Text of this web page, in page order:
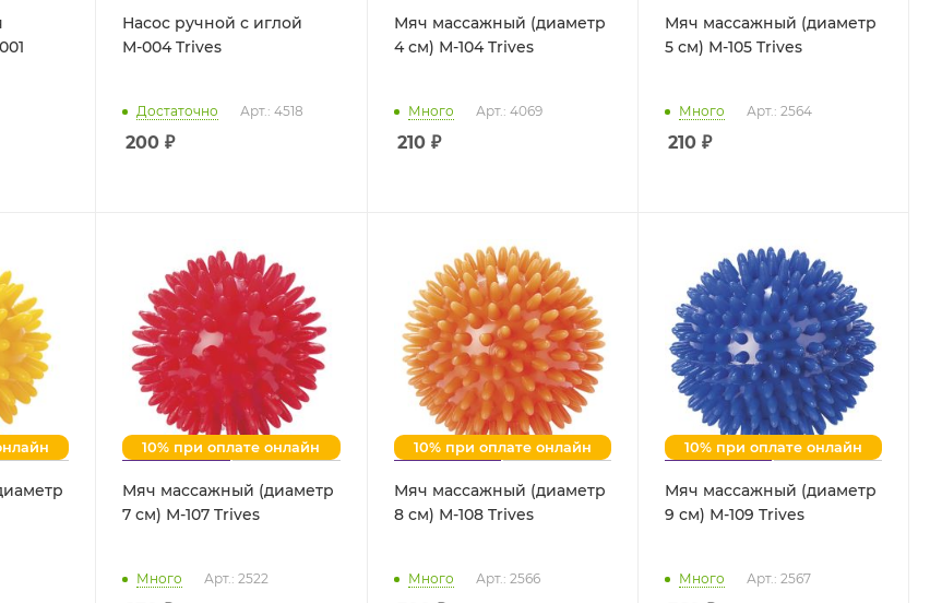
Насос ручной с иглой
М-004 Trives
Достаточно Арт.: 4518
200 ₽
Мяч массажный (диаметр
4 см) М-104 Trives
Много Арт.: 4069
210₽
Мяч массажный (диаметр
5 см) М-105 Trives
Много Арт.: 2564
210₽
10% при оплате онлайн
Мяч массажный (диаметр
7 см) М-107 Trives
Много Арт.: 2522
10% при оплате онлайн
Мяч массажный (диаметр
8 см) М-108 Trives
Много Арт.: 2566
10% при оплате онлайн
Мяч массажный (диаметр
9 см) М-109 Trives
Много Арт.: 2567